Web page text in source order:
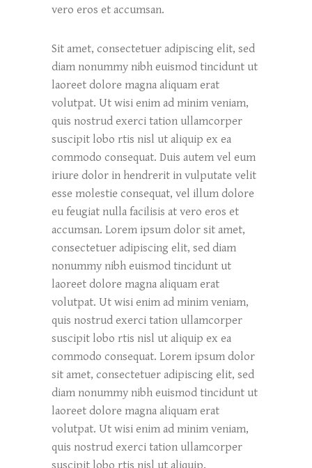
vero eros et accumsan.
Sit amet, consectetuer adipiscing elit, sed
diam nonummy nibh euismod tincidunt ut
laoreet dolore magna aliquam erat
volutpat. Ut wisi enim ad minim veniam,
quis nostrud exerci tation ullamcorper
suscipit lobo rtis nisl ut aliquip ex ea
commodo consequat. Duis autem vel eum
iriure dolor in hendrerit in vulputate velit
esse molestie consequat, vel illum dolore
eu feugiat nulla facilisis at vero eros et
accumsan. Lorem ipsum dolor sit amet,
consectetuer adipiscing elit, sed diam
nonummy nibh euismod tincidunt ut
laoreet dolore magna aliquam erat
volutpat. Ut wisi enim ad minim veniam,
quis nostrud exerci tation ullamcorper
suscipit lobo rtis nisl ut aliquip ex ea
commodo consequat. Lorem ipsum dolor
sit amet, consectetuer adipiscing elit, sed
diam nonummy nibh euismod tincidunt ut
laoreet dolore magna aliquam erat
volutpat. Ut wisi enim ad minim veniam,
quis nostrud exerci tation ullamcorper